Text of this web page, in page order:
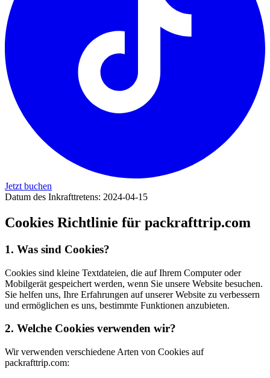
Jetzt buchen
Datum des Inkrafttretens: 2024-04-15
Cookies Richtlinie für packrafttrip.com
1. Was sind Cookies?
Cookies sind kleine Textdateien, die auf Ihrem Computer oder
Mobilgerät gespeichert werden, wenn Sie unsere Website besuchen.
Sie helfen uns, Ihre Erfahrungen auf unserer Website zu verbessern
und ermöglichen es uns, bestimmte Funktionen anzubieten.
2. Welche Cookies verwenden wir?
Wir verwenden verschiedene Arten von Cookies auf
packrafttrip.com: